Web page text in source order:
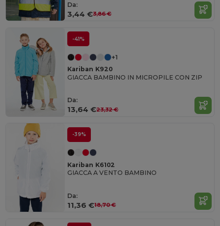
Da:
3,44 €3,86 €
-41%
+1
Kariban K920
GIACCA BAMBINO IN MICROPILE CON ZIP
Da:
13,64 €23,32 €
-39%
Kariban K6102
GIACCA A VENTO BAMBINO
Da:
11,36 €18,70 €